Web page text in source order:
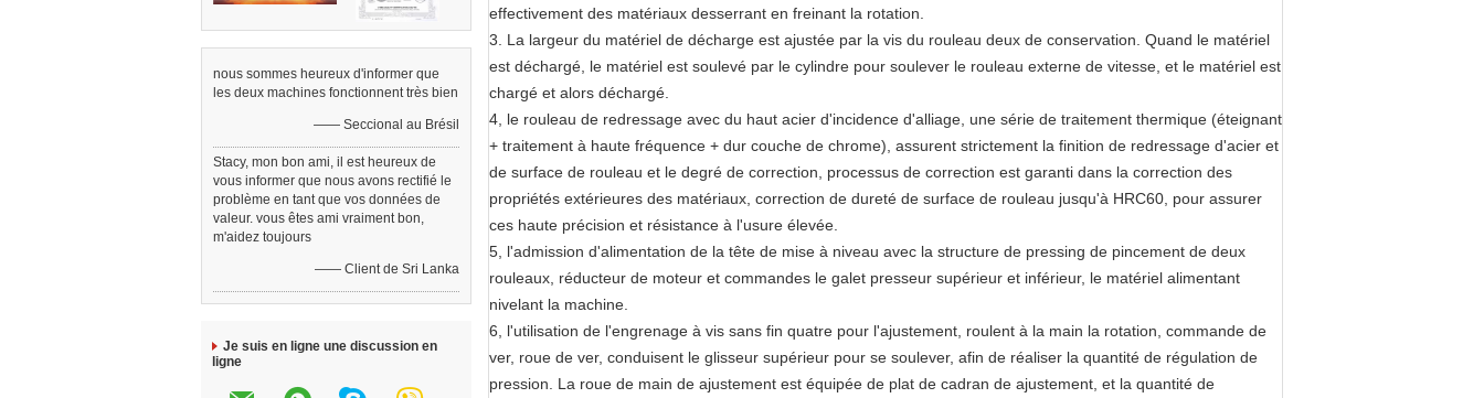
nous sommes heureux d'informer que
les deux machines fonctionnent très bien
—— Seccional au Brésil
Stacy, mon bon ami, il est heureux de
vous informer que nous avons rectifié le
problème en tant que vos données de
valeur. vous êtes ami vraiment bon,
m'aidez toujours
—— Client de Sri Lanka
Je suis en ligne une discussion en
ligne
effectivement des matériaux desserrant en freinant la rotation.
3. La largeur du matériel de décharge est ajustée par la vis du rouleau deux de conservation. Quand le matériel
est déchargé, le matériel est soulevé par le cylindre pour soulever le rouleau externe de vitesse, et le matériel est
chargé et alors déchargé.
4, le rouleau de redressage avec du haut acier d'incidence d'alliage, une série de traitement thermique (éteignant
+ traitement à haute fréquence + dur couche de chrome), assurent strictement la finition de redressage d'acier et
de surface de rouleau et le degré de correction, processus de correction est garanti dans la correction des
propriétés extérieures des matériaux, correction de dureté de surface de rouleau jusqu'à HRC60, pour assurer
ces haute précision et résistance à l'usure élevée.
5, l'admission d'alimentation de la tête de mise à niveau avec la structure de pressing de pincement de deux
rouleaux, réducteur de moteur et commandes le galet presseur supérieur et inférieur, le matériel alimentant
nivelant la machine.
6, l'utilisation de l'engrenage à vis sans fin quatre pour l'ajustement, roulent à la main la rotation, commande de
ver, roue de ver, conduisent le glisseur supérieur pour se soulever, afin de réaliser la quantité de régulation de
pression. La roue de main de ajustement est équipée de plat de cadran de ajustement, et la quantité de